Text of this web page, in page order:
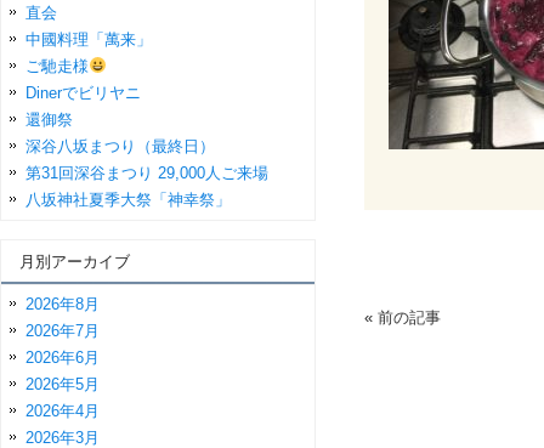
« 前の記事
直会
中國料理「萬来」
ご馳走様
Dinerでビリヤニ
還御祭
深谷八坂まつり（最終日）
第31回深谷まつり 29,000人ご来場
八坂神社夏季大祭「神幸祭」
月別アーカイブ
2026年8月
2026年7月
2026年6月
2026年5月
2026年4月
2026年3月